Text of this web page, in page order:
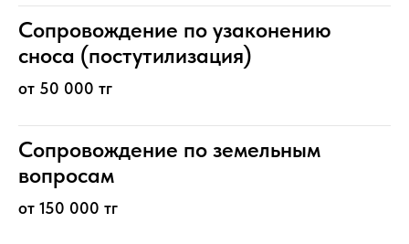
Сопровождение по узаконению
сноса (постутилизация)
от 50 000 тг
Сопровождение по земельным
вопросам
от 150 000 тг